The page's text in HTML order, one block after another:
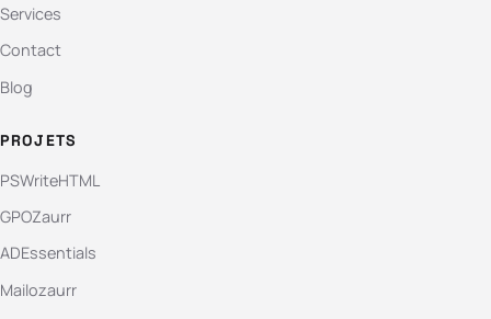
Services
Contact
Blog
PROJETS
PSWriteHTML
GPOZaurr
ADEssentials
Mailozaurr